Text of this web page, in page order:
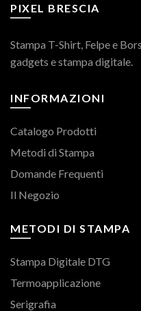
PIXEL BRESCIA
Stampa T-Shirt, Felpe e
gadgets e stampa digitale.
INFORMAZIONI
Catalogo Prodotti
Metodi di Stampa
Domande Frequenti
Il Negozio
METODI DI STAMPA
Stampa Digitale DTG
Termoapplicazione
Serigrafia